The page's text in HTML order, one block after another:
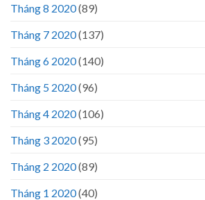
Tháng 8 2020(89)
Tháng 7 2020(137)
Tháng 6 2020(140)
Tháng 5 2020(96)
Tháng 4 2020(106)
Tháng 3 2020(95)
Tháng 2 2020(89)
Tháng 1 2020(40)